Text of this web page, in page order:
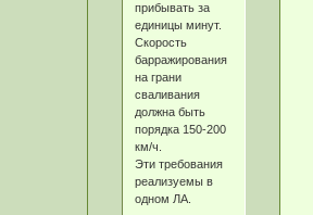
прибывать за
единицы минут.
Скорость
барражирования
на грани
сваливания
должна быть
порядка 150-200
км/ч.
Эти требования
реализуемы в
одном ЛА.